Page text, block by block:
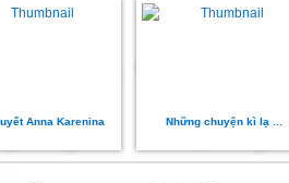
Anna Karenina Những chuyện kì lạ ...